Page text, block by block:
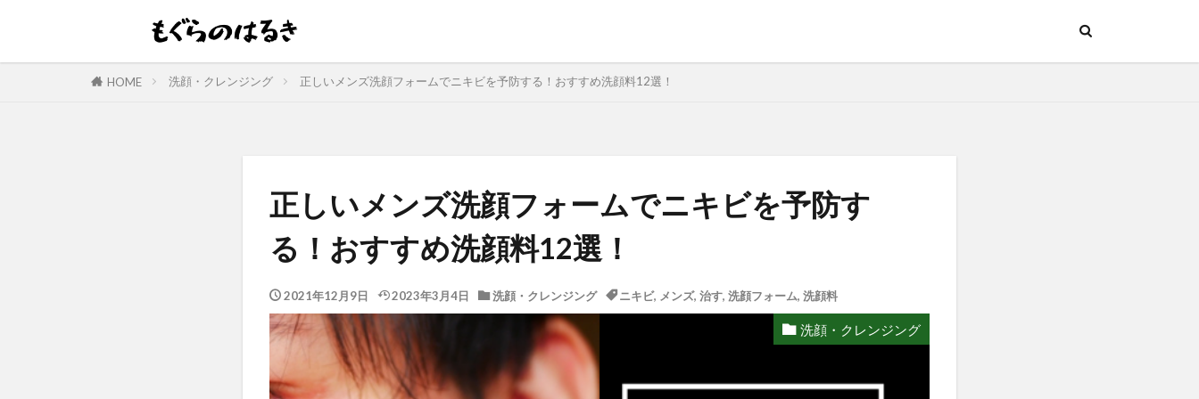
HOME 洗顔・クレンジング 正しいメンズ洗顔フォームでニキビを予防する！おすすめ洗顔料12選！
正しいメンズ洗顔フォームでニキビを予防す
る！おすすめ洗顔料12選！
2021年12月9日 2023年3月4日 洗顔・クレンジング ニキビ, メンズ, 治す, 洗顔フォーム, 洗顔料
洗顔・クレンジング